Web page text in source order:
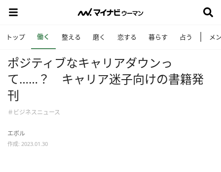
トップ 働く 整える 磨く 恋する 暮らす 占う メ
ポジティブなキャリアダウンっ
て……？ キャリア迷子向けの書籍発
刊
＃ビジネスニュース
エボル
作成: 2023.01.30